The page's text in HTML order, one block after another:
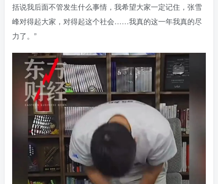
括说我后面不管发生什么事情，我希望大家一定记住，张雪
峰对得起大家，对得起这个社会……我真的这一年我真的尽
力了。”